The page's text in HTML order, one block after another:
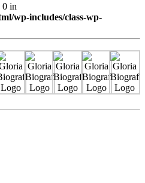
0 in
wp-includes/class-wp-